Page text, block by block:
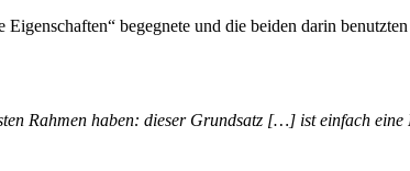
begegnete und die beiden darin
Rahmen haben: dieser Grundsatz […] ist einfach